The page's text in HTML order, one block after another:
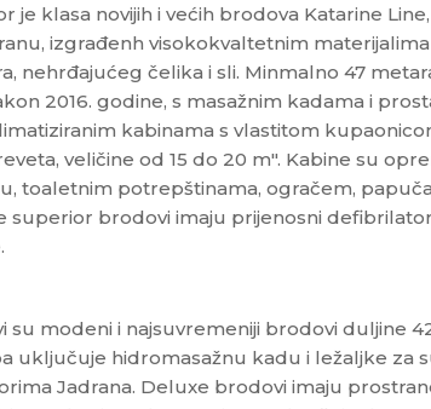
je klasa novijih i većih brodova Katarine
izgrađenh visokokvaltetnim
nehrđajućeg čelika i sli. Minmalno 47
2016. godine, s masažnim kadama i
kabinama s vlastitom
veličine od 15 do 20 m". Kabine su
toaletnim potrepštinama, ogračem,
superior brodovi imaju prijenosni
su modeni i najsuvremeniji brodovi duljine
uključuje hidromasažnu kadu i ležaljke za
Jadrana. Deluxe brodovi imaju